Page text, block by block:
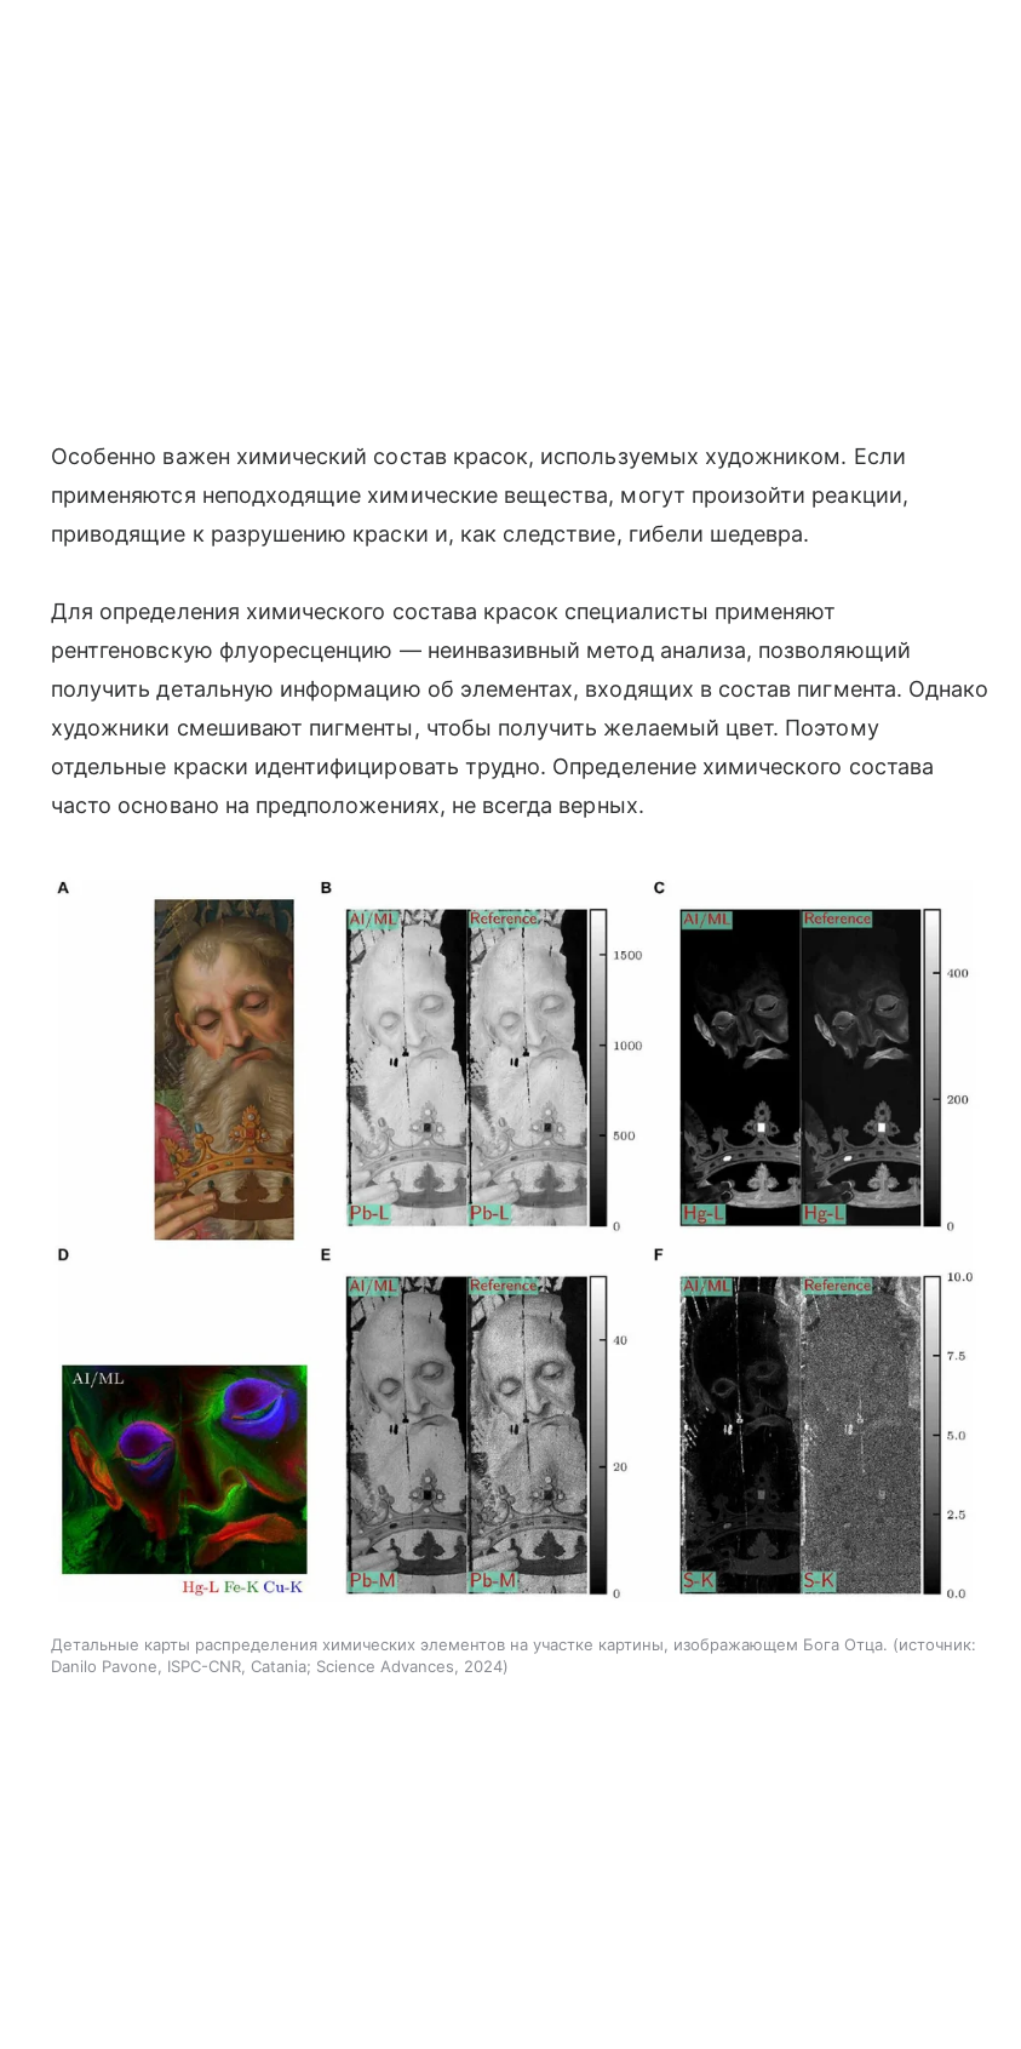
Особенно важен химический состав красок, используемых художником. Если
применяются неподходящие химические вещества, могут произойти реакции,
приводящие к разрушению краски и, как следствие, гибели шедевра.
Для определения химического состава красок специалисты применяют
рентгеновскую флуоресценцию — неинвазивный метод анализа, позволяющий
получить детальную информацию об элементах, входящих в состав пигмента. Однако
художники смешивают пигменты, чтобы получить желаемый цвет. Поэтому
отдельные краски идентифицировать трудно. Определение химического состава
часто основано на предположениях, не всегда верных.
Детальные карты распределения химических элементов на участке картины, изображающем Бога Отца.
источник:
Danilo Pavone, ISPC-CNR, Catania; Science Advances, 2024